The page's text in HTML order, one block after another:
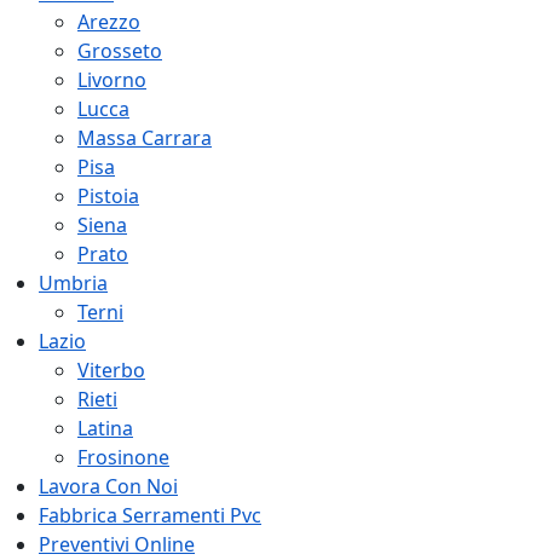
Arezzo
Grosseto
Livorno
Lucca
Massa Carrara
Pisa
Pistoia
Siena
Prato
Umbria
Terni
Lazio
Viterbo
Rieti
Latina
Frosinone
Lavora Con Noi
Fabbrica Serramenti Pvc
Preventivi Online